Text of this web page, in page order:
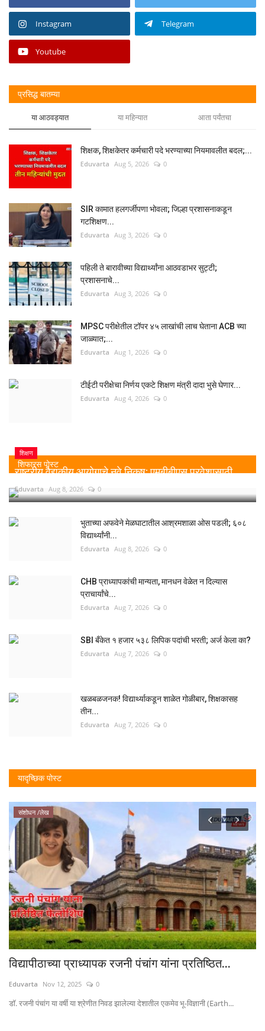
Instagram Telegram
Youtube
प्रसिद्ध बातम्या
या आठवड्यात या महिन्यात आता पर्यंतचा
शिक्षक, शिक्षकेतर कर्मचारी पदे भरण्याच्या नियमावलीत बदल;...
Eduvarta Aug 5, 2026 0
SIR कामात हलगर्जीपणा भोवला; जिल्हा प्रशासनाकडून
गटशिक्षण...
Eduvarta Aug 3, 2026 0
पहिली ते बारावीच्या विद्यार्थ्यांना आठवडाभर सुट्टी;
प्रशासनाचे...
Eduvarta Aug 3, 2026 0
MPSC परीक्षेतील टॉपर ४५ लाखांची लाच घेताना ACB च्या
जाळ्यात;...
Eduvarta Aug 1, 2026 0
टीईटी परीक्षेचा निर्णय एकटे शिक्षण मंत्री दादा भुसे घेणार...
Eduvarta Aug 4, 2026 0
शिफारस पोस्ट
शिक्षण
राष्ट्रीय वैद्यकीय आयोगाचे नवे निकष: एमबीबीएस प्रवेशासाठी...
Eduvarta Aug 8, 2026 0
भुताच्या अफवेने मेळघाटातील आश्रमशाळा ओस पडली; ६०८
विद्यार्थ्यांनी...
Eduvarta Aug 8, 2026 0
CHB प्राध्यापकांची मान्यता, मानधन वेळेत न दिल्यास
प्राचार्यांचे...
Eduvarta Aug 7, 2026 0
SBI बँकेत १ हजार ५३८ लिपिक पदांची भरती; अर्ज केला का?
Eduvarta Aug 7, 2026 0
खळबळजनक! विद्यार्थ्याकडून शाळेत गोळीबार, शिक्षकासह
तीन...
Eduvarta Aug 7, 2026 0
यादृच्छिक पोस्ट
संशोधन /लेख
विद्यापीठाच्या प्राध्यापक रजनी पंचांग यांना प्रतिष्ठित...
Eduvarta Nov 12, 2025 0
डॉ. रजनी पंचांग या वर्षी या श्रेणीत निवड झालेल्या देशातील एकमेव भू-विज्ञानी (Earth...